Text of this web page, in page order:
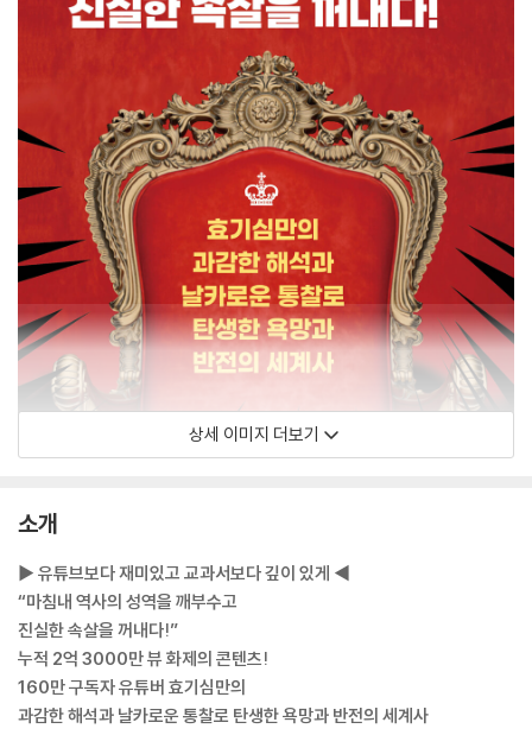
상세 이미지 더보기
소개
▶ 유튜브보다 재미있고 교과서보다 깊이 있게 ◀
“마침내 역사의 성역을 깨부수고
진실한 속살을 꺼내다!”
누적 2억 3000만 뷰 화제의 콘텐츠!
160만 구독자 유튜버 효기심만의
과감한 해석과 날카로운 통찰로 탄생한 욕망과 반전의 세계사